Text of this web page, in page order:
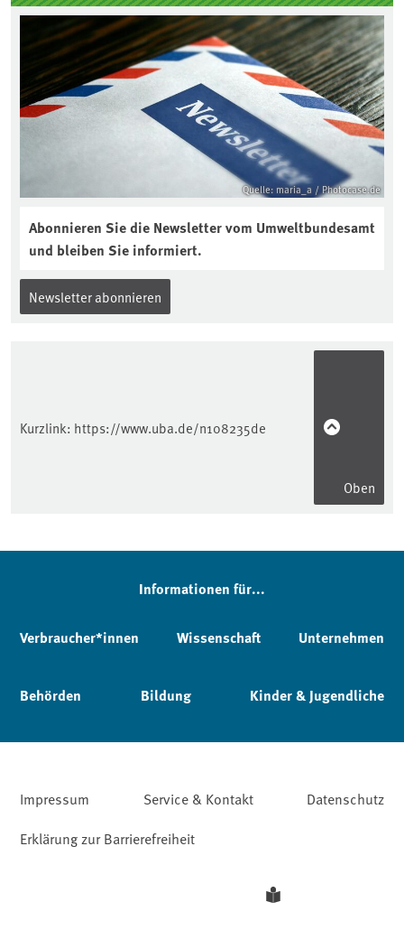
Quelle: maria_a / Photocase.de
Abonnieren Sie die Newsletter vom Umweltbundesamt
und bleiben Sie informiert.
Newsletter abonnieren
Kurzlink: https://www.uba.de/n108235de
Oben
Informationen für...
Verbraucher*innen Wissenschaft Unternehmen
Behörden Bildung Kinder & Jugendliche
Impressum Service & Kontakt
Datenschutz
Erklärung zur Barrierefreiheit